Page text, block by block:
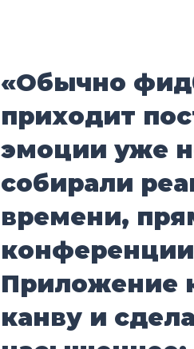
«Обычно
приходит
эмоции уже
собирали
времени,
Приложение
канву и